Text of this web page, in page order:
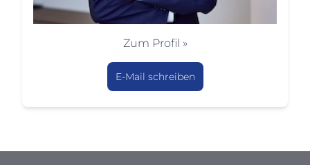
Zum Profil »
E-Mail schreiben